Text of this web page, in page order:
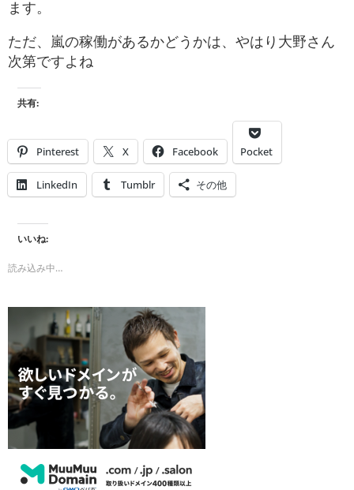
ます。
ただ、嵐の稼働があるかどうかは、やはり大野さん
次第ですよね
共有:
Pinterest X Facebook Pocket
LinkedIn Tumblr その他
いいね:
読み込み中…